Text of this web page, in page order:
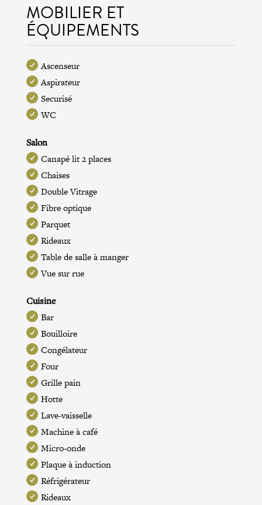
MOBILIER ET
ÉQUIPEMENTS
Ascenseur
Aspirateur
Securisé
WC
Salon
Canapé lit 2 places
Chaises
Double Vitrage
Fibre optique
Parquet
Rideaux
Table de salle à manger
Vue sur rue
Cuisine
Bar
Bouilloire
Congélateur
Four
Grille pain
Hotte
Lave-vaisselle
Machine à café
Micro-onde
Plaque à induction
Réfrigérateur
Rideaux